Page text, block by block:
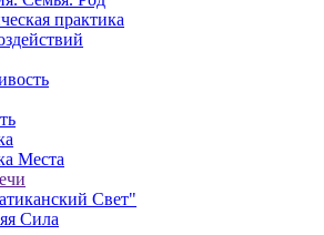
практика
Места
Свет"
Сила